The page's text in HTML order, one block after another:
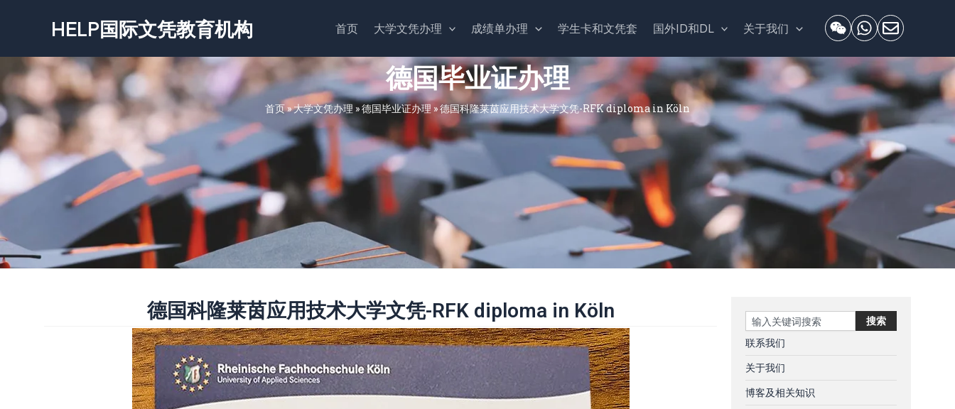
容
HELP国际文凭教育机构 首页 大学文凭办理 成绩单办理 学生卡和文凭套 国外ID和DL 关于我们
德国毕业证办理
首页»大学文凭办理 »德国毕业证办理»德国科隆莱茵应用技术大学文凭-RFK diploma in Köln
德国科隆莱茵应用技术大学文凭-RFK diploma in Köln Search 搜索
联系我们
关于我们
博客及相关知识